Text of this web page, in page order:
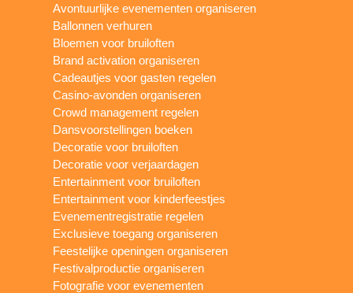
Avontuurlijke evenementen organiseren
Ballonnen verhuren
Bloemen voor bruiloften
Brand activation organiseren
Cadeautjes voor gasten regelen
Casino-avonden organiseren
Crowd management regelen
Dansvoorstellingen boeken
Decoratie voor bruiloften
Decoratie voor verjaardagen
Entertainment voor bruiloften
Entertainment voor kinderfeestjes
Evenementregistratie regelen
Exclusieve toegang organiseren
Feestelijke openingen organiseren
Festivalproductie organiseren
Fotografie voor evenementen